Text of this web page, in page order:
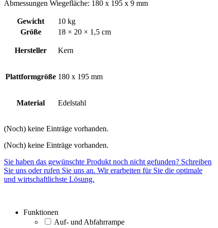
Abmessungen Wiegefläche: 180 x 195 x 9 mm
Gewicht
10 kg
Größe
18 × 20 × 1,5 cm
Hersteller Kern
Plattformgröße 180 x 195 mm
Material Edelstahl
(Noch) keine Einträge vorhanden.
(Noch) keine Einträge vorhanden.
Sie haben das gewünschte Produkt noch nicht gefunden? Schreiben
Sie uns oder rufen Sie uns an. Wir erarbeiten für Sie die optimale
und wirtschaftlichste Lösung.
Funktionen
Auf- und Abfahrrampe